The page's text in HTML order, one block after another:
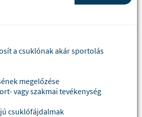
a csuklónak akár sportolás
megelőzése
vagy szakmai tevékenység
csuklófájdalmak